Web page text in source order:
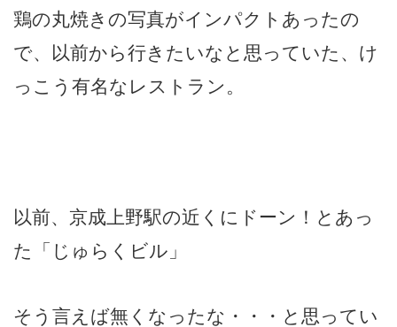
鶏の丸焼きの写真がインパクトあったの
で、以前から行きたいなと思っていた、け
っこう有名なレストラン。
以前、京成上野駅の近くにドーン！とあっ
た「じゅらくビル」
そう言えば無くなったな・・・と思ってい